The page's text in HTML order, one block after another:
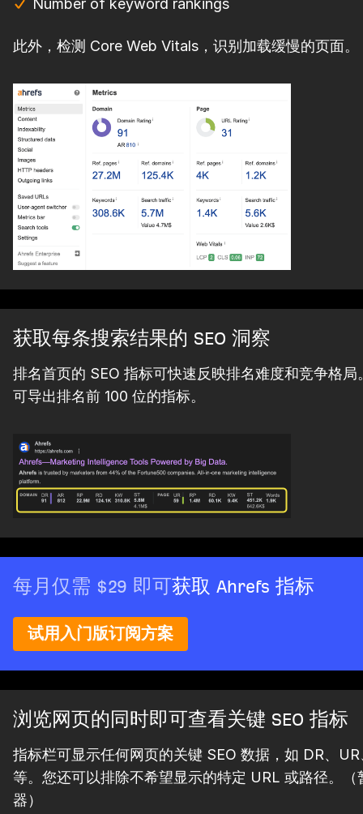
Number of keyword rankings
此外，检测 Core Web Vitals，识别加载缓慢的页面。
获取每条搜索结果的 SEO 洞察
排名首页的 SEO 指标可快速反映排名难度和竞争格
可导出排名前 100 位的指标。
每月仅需 $29 即可 获取 Ahrefs 指标
试用入门版订阅方案
浏览网页的同时即可查看关键 SEO 指标
指标栏可显示任何网页的关键 SEO 数据，如 DR、
等。您还可以排除不希望显示的特定 URL 或路径。
器）